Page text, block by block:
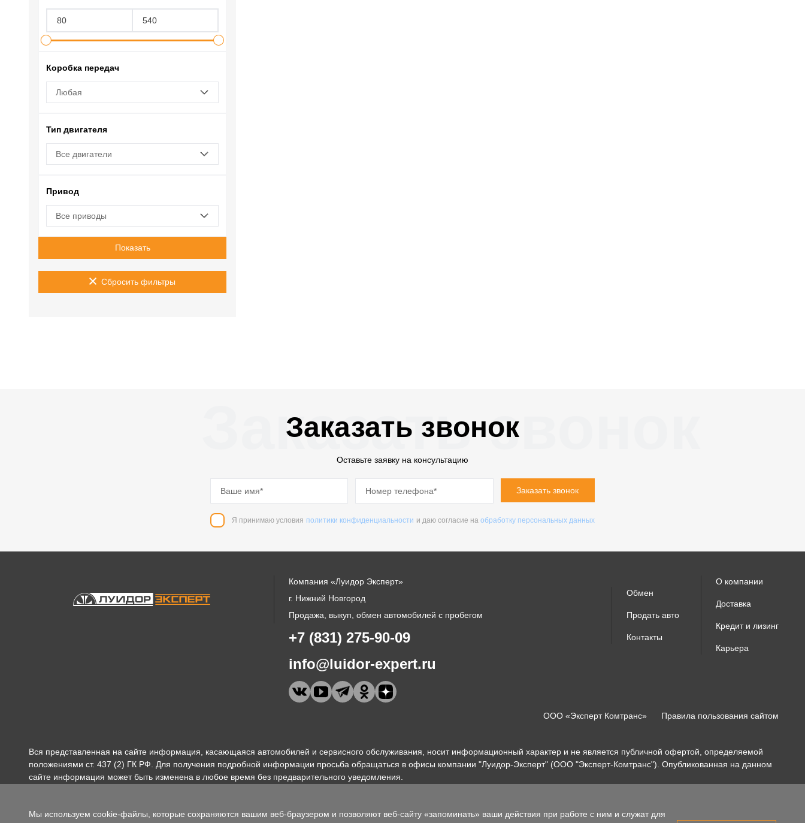
Коробка передач
Любая
Тип двигателя
Все двигатели
Привод
Все приводы
Показать
Сбросить фильтры
Заказать звонок
Заказать звонок
Оставьте заявку на консультацию
Заказать звонок
Я принимаю условия политики конфиденциальности и даю согласие на обработку персональных данных
Обмен
Продать авто
Контакты
О компании
Доставка
Кредит и лизинг
Карьера
ООО «Эксперт Комтранс» Правила пользования сайтом
Компания «Луидор Эксперт»
г. Нижний Новгород
Продажа, выкуп, обмен автомобилей с пробегом
+7 (831) 275-90-09
info@luidor-expert.ru
Вся представленная на сайте информация, касающаяся автомобилей и сервисного обслуживания, носит информационный характер и не является публичной офертой, определяемой
положениями ст. 437 (2) ГК РФ. Для получения подробной информации просьба обращаться в офисы компании "Луидор-Эксперт" (ООО "Эксперт-Комтранс"). Опубликованная на данном
сайте информация может быть изменена в любое время без предварительного уведомления.
Мы используем cookie-файлы, которые сохраняются вашим веб-браузером и позволяют веб-сайту «запоминать» ваши действия при работе с ним и служат для